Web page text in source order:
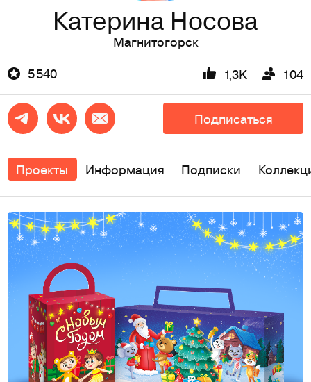
Катерина Носова
Магнитогорск
5 540
1,3K 104
Подписаться
Проекты Информация Подписки